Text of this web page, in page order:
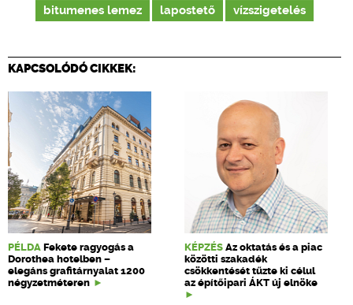
bitumenes lemez lapostető vízszigetelés
KAPCSOLÓDÓ CIKKEK:
PÉLDA Fekete ragyogás a
Dorothea hotelben –
elegáns grafitárnyalat 1200
négyzetméteren
KÉPZÉS Az oktatás és a piac
közötti szakadék
csökkentését tűzte ki célul
az építőipari ÁKT új elnöke